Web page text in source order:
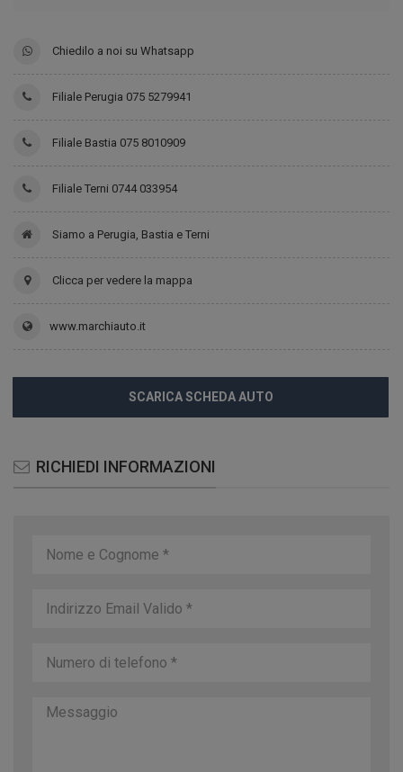
Chiedilo a noi su Whatsapp
Filiale Perugia 075 5279941
Filiale Bastia 075 8010909
Filiale Terni 0744 033954
Siamo a Perugia, Bastia e Terni
Clicca per vedere la mappa
www.marchiauto.it
SCARICA SCHEDA AUTO
RICHIEDI INFORMAZIONI